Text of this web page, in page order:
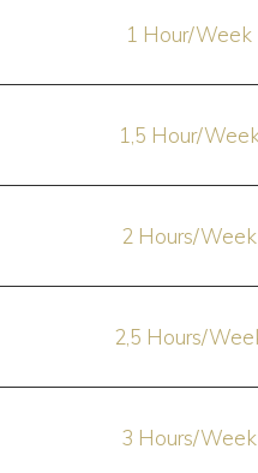
1 Hour/Week
1,5 Hour/
2 Hours/Week
2,5 Hours/
3 Hours/Week